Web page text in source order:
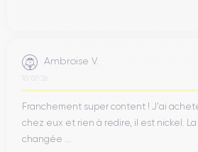
Ambroise V.
10/07/26
Franchement super content ! J'ai acheté
chez eux et rien à redire, il est nickel.
changée ...